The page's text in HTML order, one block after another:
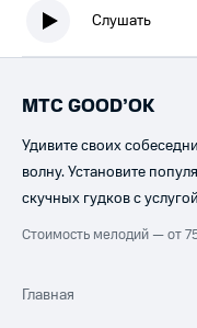
Слушать
МТС GOOD’OK
Удивите своих
волну. Установите
скучных гудков с
Стоимость мелодий — от
Главная